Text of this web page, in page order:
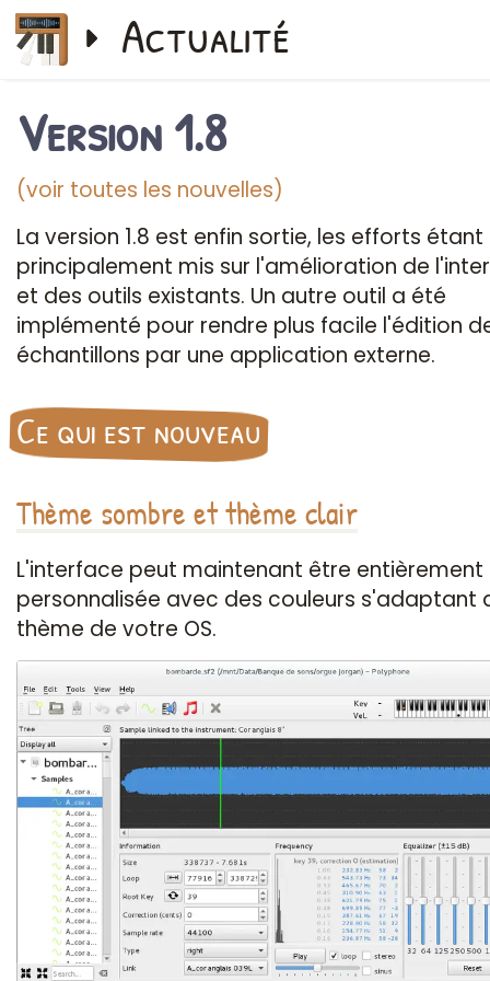
Actualité
Version 1.8
(voir toutes les nouvelles)
La version 1.8 est enfin sortie, les efforts étant
principalement mis sur l'amélioration de
et des outils existants. Un autre outil a été
implémenté pour rendre plus facile l'édition
échantillons par une application externe.
Ce qui est nouveau
Thème sombre et thème clair
L'interface peut maintenant être entièrement
personnalisée avec des couleurs s'adaptant
thème de votre OS.